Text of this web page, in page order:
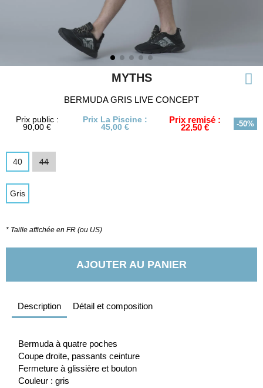
MYTHS
BERMUDA GRIS LIVE CONCEPT
Prix public :
90,00 €
Prix La Piscine :
45,00 €
Prix remisé :
22,50 € -50%
40 44
Gris
* Taille affichée en FR (ou US)
AJOUTER AU PANIER
Description Détail et composition
Bermuda à quatre poches
Coupe droite, passants ceinture
Fermeture à glissière et bouton
Couleur : gris